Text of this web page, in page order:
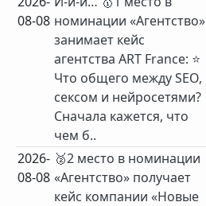
08-08 номинации «Агентство»
занимает кейс
агентства ART France: ⭐️
Что общего между SEO,
сексом и нейросетями?
Сначала кажется, что
чем б..
2026-
08-08
🥈2 место в номинации
«Агентство» получает
кейс компании «Новые